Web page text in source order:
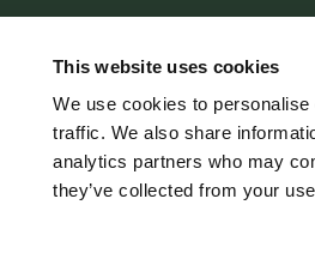
This website uses cookies
We use cookies to
traffic. We also share
analytics partners who may
they’ve collected from your
ООО "GENERA"